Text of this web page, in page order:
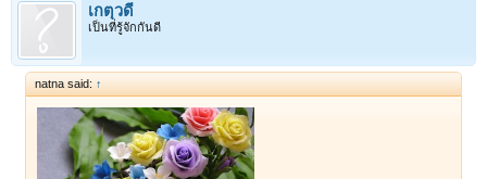
เกตุวดี
เป็นที่รู้จักกันดี
natna said: ↑